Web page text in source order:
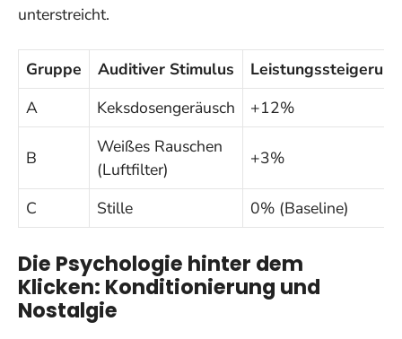
unterstreicht.
Gruppe Auditiver Stimulus
Leistungssteigerung
A
Keksdosengeräusch +12%
B
Weißes Rauschen
(Luftfilter)
+3%
C Stille 0% (Baseline)
Die Psychologie hinter dem
Klicken: Konditionierung und
Nostalgie